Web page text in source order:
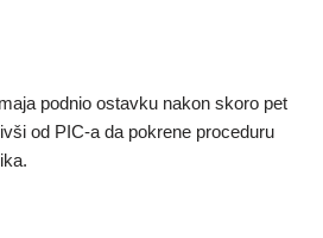
podnio ostavku nakon skoro pet
od PIC-a da pokrene proceduru